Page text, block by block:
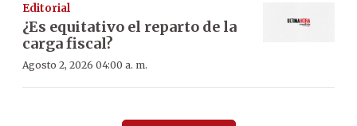
Editorial
¿Es equitativo el reparto de la
carga fiscal?
Agosto 2, 2026 04:00 a. m.